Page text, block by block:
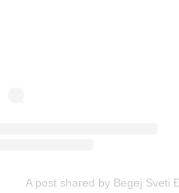
A post shared by Begej Sveti